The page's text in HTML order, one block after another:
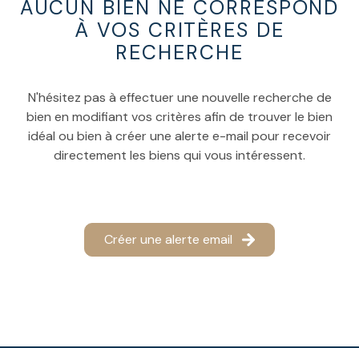
AUCUN BIEN NE CORRESPOND
À VOS CRITÈRES DE
RECHERCHE
N'hésitez pas à effectuer une nouvelle recherche de
bien en modifiant vos critères afin de trouver le bien
idéal ou bien à créer une alerte e-mail pour recevoir
directement les biens qui vous intéressent.
Créer une alerte email